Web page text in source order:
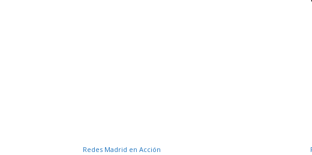
Redes Madrid en Acción